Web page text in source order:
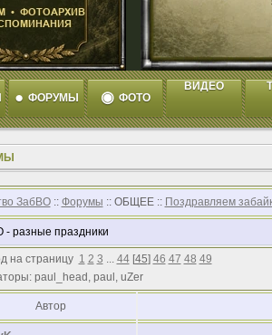
● ФОРУМЫ ◉ ФОТО
ВИДЕО
ЗабВО:: Форумы :: ОБЩЕЕ :: Поздравляем
разные праздники
на страницу 1 2 3 ... 44[45] 46 47 48 49
paul_head, paul, uZer
Автор